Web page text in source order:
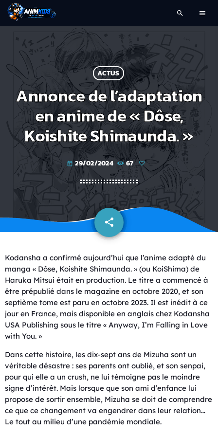
search menu
ACTUS
Annonce de l’adaptation
en anime de « Dôse,
Koishite Shimaunda. »
today 29/02/2024 67
share
email
Kodansha a confirmé aujourd’hui que l’anime adapté du
manga « Dôse, Koishite Shimaunda. » (ou KoiShima) de
Haruka Mitsui était en production. Le titre a commencé à
être prépublié dans le magazine en octobre 2020, et son
septième tome est paru en octobre 2023. Il est inédit à ce
jour en France, mais disponible en anglais chez Kodansha
USA Publishing sous le titre « Anyway, I’m Falling in Love
with You. »
Dans cette histoire, les dix-sept ans de Mizuha sont un
véritable désastre : ses parents ont oublié, et son senpai,
pour qui elle a un crush, ne lui témoigne pas le moindre
signe d’intérêt. Mais lorsque que son ami d’enfance lui
propose de sortir ensemble, Mizuha se doit de comprendre
ce que ce changement va engendrer dans leur relation…
Le tout au milieu d’une pandémie mondiale.